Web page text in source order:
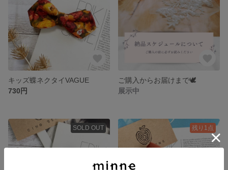
キッズ蝶ネクタイVAGUE
730円
ご購入からお届けまで🕊️
展示中
SOLD OUT 残り1点